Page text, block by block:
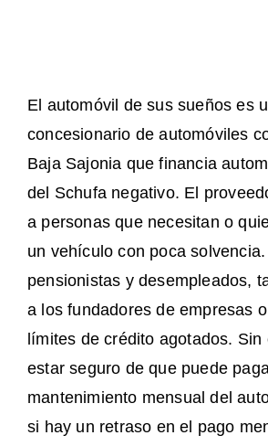
El automóvil de sus sueños es
concesionario de automóviles
Baja Sajonia que financia
del Schufa negativo. El
a personas que necesitan o
un vehículo con poca
pensionistas y desempleados,
a los fundadores de empresas
límites de crédito agotados.
estar seguro de que puede
mantenimiento mensual del
si hay un retraso en el pago